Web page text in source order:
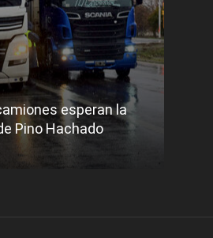
esperan la
Pino Hachado